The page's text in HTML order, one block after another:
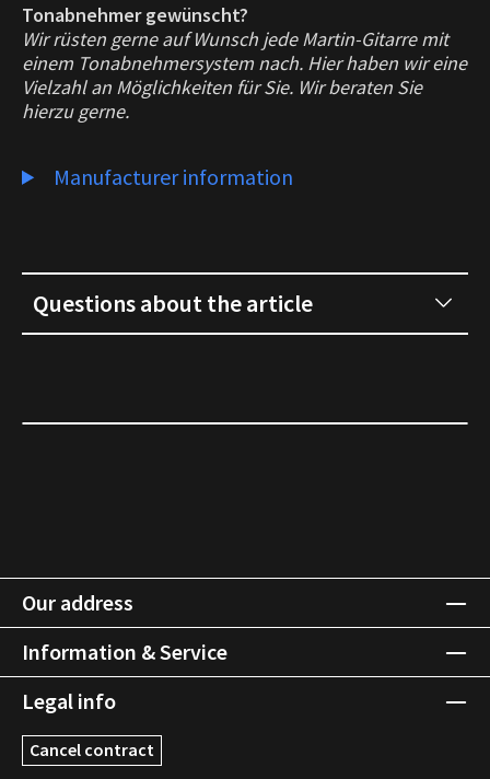
Tonabnehmer gewünscht?
Wir rüsten gerne auf Wunsch jede Martin-Gitarre mit
einem Tonabnehmersystem nach. Hier haben wir eine
Vielzahl an Möglichkeiten für Sie. Wir beraten Sie
hierzu gerne.
Manufacturer information
Questions about the article
Our address
Information & Service
Legal info
Cancel contract